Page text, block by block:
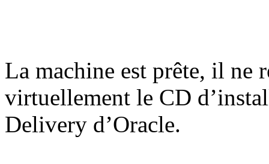
La machine est prête, il ne
virtuellement le CD
Delivery d’Oracle.